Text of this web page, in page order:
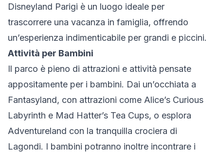
Disneyland Parigi è un luogo ideale per
trascorrere una vacanza in famiglia, offrendo
un’esperienza indimenticabile per grandi e piccini.
Attività per Bambini
Il parco è pieno di attrazioni e attività pensate
appositamente per i bambini. Dai un’occhiata a
Fantasyland, con attrazioni come Alice’s Curious
Labyrinth e Mad Hatter’s Tea Cups, o esplora
Adventureland con la tranquilla crociera di
Lagondi. I bambini potranno inoltre incontrare i